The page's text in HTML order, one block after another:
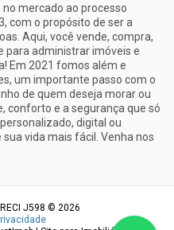
mercado ao processo
com o propósito de ser a
Aqui, você vende, compra,
para administrar imóveis e
Em 2021 fomos além e
um importante passo com o
de quem deseja morar ou
conforto e a segurança que só
digital ou
vida mais fácil. Venha nos
J598 © 2026